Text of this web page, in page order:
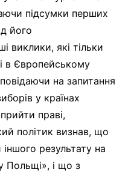
підсумки перших
його
виклики, які тільки
в Європейському
на запитання
у країнах
праві,
політик визнав, що
результату на
Польщі», і що з